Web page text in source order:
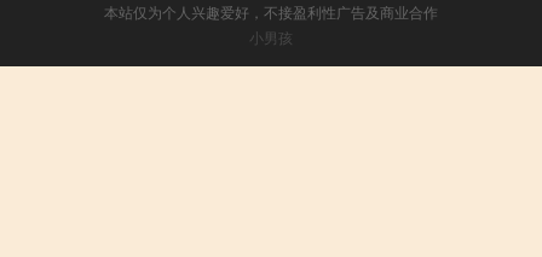
本站仅为个人兴趣爱好，不接盈利性广告及商业合作
小男孩